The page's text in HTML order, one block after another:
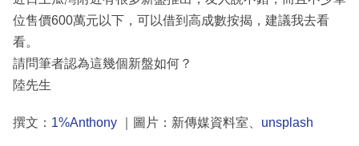
位售價600萬元以下，可以借到高成數按揭，建議我去看
看。
請問筆者認為這幾個新盤如何？
陸先生
撰文： 1%Anthony ｜圖片：新傳媒資料室、 unsplash